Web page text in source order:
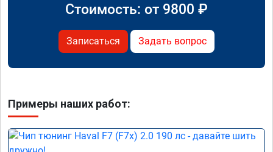
Стоимость: от 9800 ₽
Записаться Задать вопрос
Примеры наших работ: